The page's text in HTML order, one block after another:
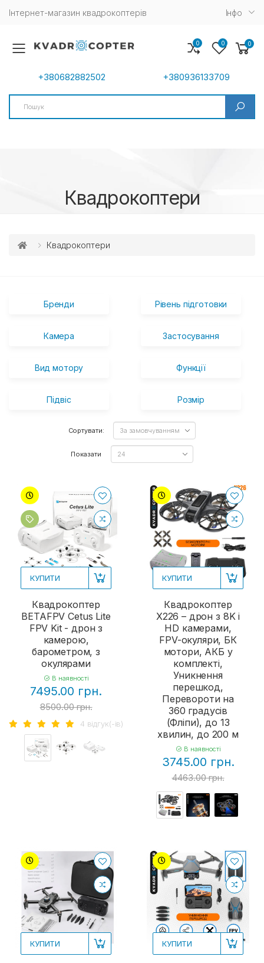
Інтернет-магазин квадрокоптерів Iнфо
Toggle mobile menu
+380682882502 +380936133709
Search
0 0 0
Квадрокоптери
Квадрокоптери
Бренди Рівень підготовки
Камера Застосування
Вид мотору Функції
Підвіс Розмір
Сортувати:
Показати
КУПИТИ
Квадрокоптер
BETAFPV Cetus Lite
FPV Kit - дрон з
камерою,
барометром, з
окулярами
В наявності
7495.00 грн.
8500.00 грн.
4 вiдгук(-iв)
КУПИТИ
Квадрокоптер
X226 – дрон з 8K і
HD камерами,
FPV-окуляри, БК
мотори, АКБ у
комплекті,
Уникнення
перешкод,
Перевороти на
360 градусів
(Фліпи), до 13
хвилин, до 200 м
В наявності
3745.00 грн.
4463.00 грн.
КУПИТИ КУПИТИ